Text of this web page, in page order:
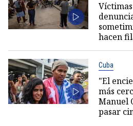
hacen
Cuba
"El
más
Manuel
pasar